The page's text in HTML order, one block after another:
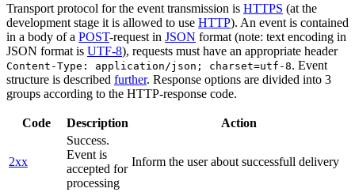
Transport protocol for the event transmission is HTTPS (at the
development stage it is allowed to use HTTP). An event is contained
in a body of a POST-request in JSON format (note: text encoding in
JSON format is UTF-8), requests must have an appropriate header
Content-Type: application/json; charset=utf-8. Event
structure is described further. Response options are divided into 3
groups according to the HTTP-response code.
Code Description Action
2xx
Success.
Event is
accepted for
processing
Inform the user about successfull delivery